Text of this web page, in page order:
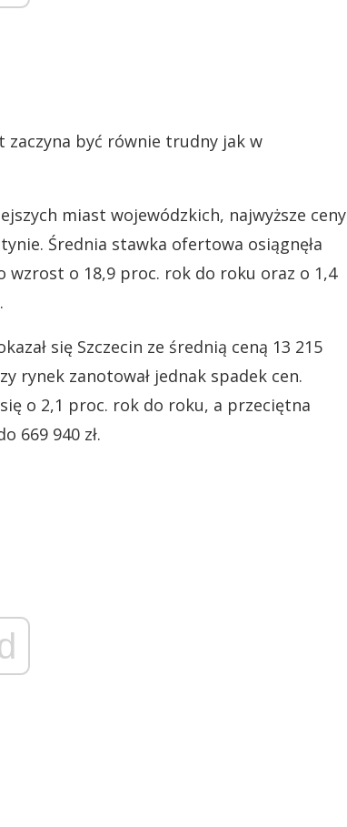
zaczyna być równie trudny jak w
miast wojewódzkich, najwyższe ceny
Średnia stawka ofertowa osiągnęła
wzrost o 18,9 proc. rok do roku oraz o 1,4
się Szczecin ze średnią ceną 13 215
rynek zanotował jednak spadek cen.
o 2,1 proc. rok do roku, a przeciętna
669 940 zł.